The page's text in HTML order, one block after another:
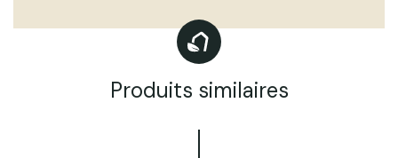
Produits similaires